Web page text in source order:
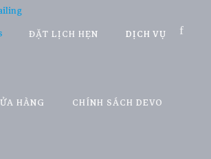
ĐẶT LỊCH HẸN DỊCH VỤ
HÀNG CHÍNH SÁCH DEVO